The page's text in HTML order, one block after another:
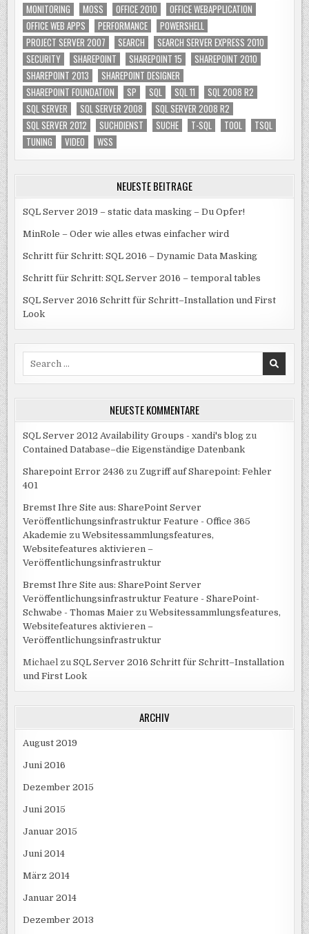
MONITORING
MOSS OFFICE 2010
OFFICE WEBAPPLICATION
OFFICE WEB APPS
PERFORMANCE
POWERSHELL
PROJECT SERVER 2007
SEARCH
SEARCH SERVER EXPRESS 2010
SECURITY
SHAREPOINT SHAREPOINT 15
SHAREPOINT 2010
SHAREPOINT 2013
SHAREPOINT DESIGNER
SHAREPOINT FOUNDATION
SP SQL SQL 11
SQL 2008 R2
SQL SERVER
SQL SERVER 2008
SQL SERVER 2008 R2
SQL SERVER 2012
SUCHDIENST SUCHE T-SQL TOOL
TSQL
TUNING
VIDEO WSS
NEUESTE BEITRÄGE
SQL Server 2019 – static data masking – Du Opfer!
MinRole – Oder wie alles etwas einfacher wird
Schritt für Schritt: SQL 2016 – Dynamic Data Masking
Schritt für Schritt: SQL Server 2016 – temporal tables
SQL Server 2016 Schritt für Schritt–Installation und First
Look
NEUESTE KOMMENTARE
SQL Server 2012 Availability Groups - xandi's blog zu
Contained Database–die Eigenständige Datenbank
Sharepoint Error 2436 zu Zugriff auf Sharepoint: Fehler
401
Bremst Ihre Site aus: SharePoint Server
Veröffentlichungsinfrastruktur Feature - Office 365
Akademie zuWebsitessammlungsfeatures,
Websitefeatures aktivieren –
Veröffentlichungsinfrastruktur
Bremst Ihre Site aus: SharePoint Server
Veröffentlichungsinfrastruktur Feature - SharePoint-
Schwabe - Thomas Maier zuWebsitessammlungsfeatures,
Websitefeatures aktivieren –
Veröffentlichungsinfrastruktur
Michael zuSQL Server 2016 Schritt für Schritt–Installation
und First Look
ARCHIV
August 2019
Juni 2016
Dezember 2015
Juni 2015
Januar 2015
Juni 2014
März 2014
Januar 2014
Dezember 2013